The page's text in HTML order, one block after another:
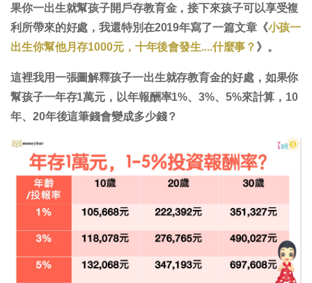
果你一出生就幫孩子開戶存教育金，接下來孩子可以享受複
利所帶來的好處，我還特別在2019年寫了一篇文章《小孩一
出生你幫他月存1000元，十年後會發生....什麼事？ 》。
這裡我用一張圖解釋孩子一出生就存教育金的好處，如果你
幫孩子一年存1萬元，以年報酬率1%、3%、5%來計算，10
年、20年後這筆錢會變成多少錢？